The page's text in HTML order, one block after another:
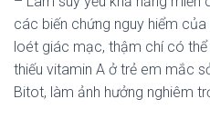
các biến chứng nguy hiểm
loét giác mạc, thậm chí có
thiếu vitamin A ở trẻ em mắc
Bitot, làm ảnh hưởng nghiêm